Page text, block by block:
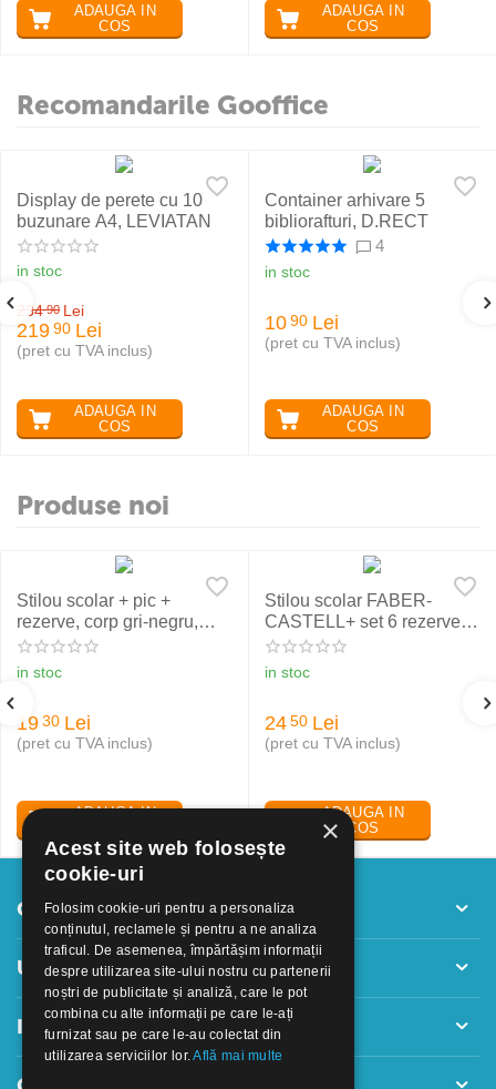
ADAUGA IN
COS
ADAUGA IN
COS
Recomandarile Gooffice
Display de perete cu 10
buzunare A4, LEVIATAN
in stoc
234 90 Lei
219 90 Lei
(pret cu TVA inclus)
ADAUGA IN
COS
Container arhivare 5
bibliorafturi, D.RECT
4
in stoc
10 90 Lei
(pret cu TVA inclus)
ADAUGA IN
COS
Produse noi
Stilou scolar + pic +
rezerve, corp gri-negru,
NXT Eberhard Faber
in stoc
19 30 Lei
(pret cu TVA inclus)
ADAUGA IN
Stilou scolar FABER-
CASTELL+ set 6 rezerve,
rosu
in stoc
24 50 Lei
(pret cu TVA inclus)
ADAUGA IN
COS
Contul meu
Utile
Informatii
×
Acest site web folosește
cookie-uri
Folosim cookie-uri pentru a personaliza
conținutul, reclamele și pentru a ne analiza
traficul. De asemenea, împărtășim informații
despre utilizarea site-ului nostru cu partenerii
noștri de publicitate și analiză, care le pot
combina cu alte informații pe care le-ați
furnizat sau pe care le-au colectat din
utilizarea serviciilor lor.Află mai multe